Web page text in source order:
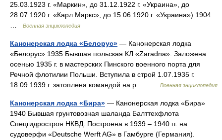
25.03.1923 г. «Маркин», до 31.12.1922 г. «Украина», до
28.07.1920 г. «Карл Маркс», до 15.06.1920 г. «Украина») 1904…
Военная энциклопедия
Канонерская лодка «Белорус» — Канонерская лодка
«Белорус» 1935 Бывшая польская КЛ «Zaradna». Заложена
осенью 1935 г. в мастерских Пинского военного порта для
Речной флотилии Польши. Вступила в строй 1.07.1935 г.
18.09.1939 г. затоплена командой на р.… …
Военная энциклопедия
Канонерская лодка «Бира» — Канонерская лодка «Бира»
1940 Бывшая грунтовозная шаланда Балттехфлота
Спецгидростроя НКВД. Построена в 1939 – 1940 гг. на
судоверфи «Deutsche Werft AG» в Гамбурге (Германия).